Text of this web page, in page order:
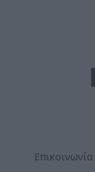
Επικοινωνία